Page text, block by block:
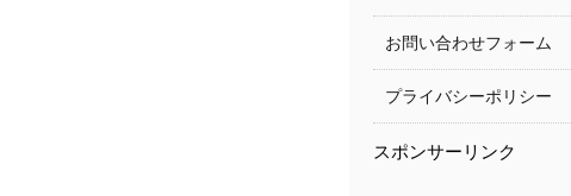
お問い合わせフォーム
プライバシーポリシー
スポンサーリンク